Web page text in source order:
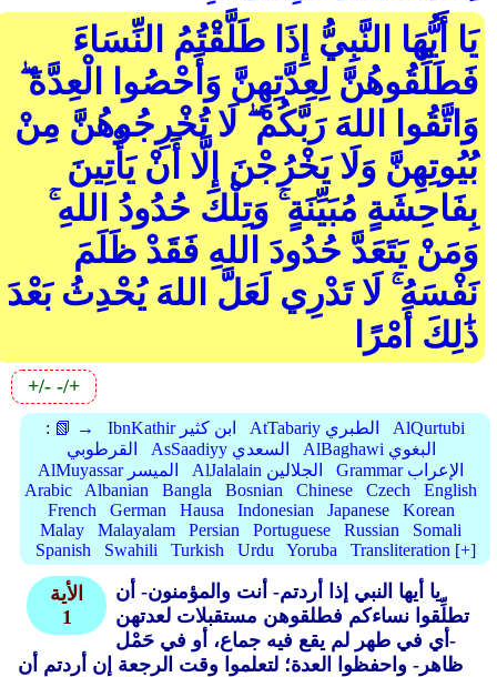
يَا أَيُّهَا النَّبِيُّ إِذَا طَلَّقْتُمُ النِّسَاءَ
فَطَلِّقُوهُنَّ لِعِدَّتِهِنَّ وَأَحْصُوا الْعِدَّةَ ۖ
وَاتَّقُوا اللهَ رَبَّكُمْ ۖ لَا تُخْرِجُوهُنَّ مِنْ
بُيُوتِهِنَّ وَلَا يَخْرُجْنَ إِلَّا أَنْ يَأْتِينَ
بِفَاحِشَةٍ مُبَيِّنَةٍ ۚ وَتِلْكَ حُدُودُ اللهِ ۚ
وَمَنْ يَتَعَدَّ حُدُودَ اللهِ فَقَدْ ظَلَمَ
نَفْسَهُ ۚ لَا تَدْرِي لَعَلَّ اللهَ يُحْدِثُ بَعْدَ
ذَٰلِكَ أَمْرًا
+/- -/+
: 📗 → IbnKathir ابن كثير AtTabariy الطبري
AlQurtubi
القرطوبي
AsSaadiyy السعدي
AlBaghawi البغوي
AlMuyassar الميسر
AlJalalain الجلالين
Grammar الإعراب
Arabic
Albanian Bangla Bosnian Chinese Czech
English
French
German Hausa Indonesian Japanese
Korean
Malay
Malayalam Persian Portuguese Russian
Somali
Spanish
Swahili Turkish Urdu Yoruba Transliteration [+]
الأية
1
يا أيها النبي إذا أردتم- أنت والمؤمنون- أن
تطلِّقوا نساءكم فطلقوهن مستقبلات لعدتهن
-أي في طهر لم يقع فيه جماع، أو في حَمْل
ظاهر- واحفظوا العدة؛ لتعلموا وقت الرجعة إن أردتم أن